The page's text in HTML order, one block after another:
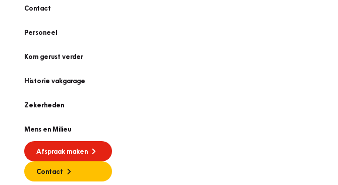
Contact
Personeel
Kom gerust verder
Historie vakgarage
Zekerheden
Mens en Milieu
Afspraak maken
Contact